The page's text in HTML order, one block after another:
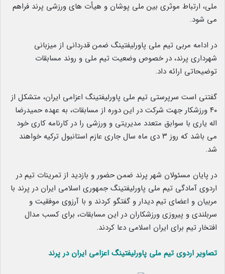
ملی، ارتباط موثری بین ملی پوشان و هیأت های ورزشی پرند فراهم
می شود.
در ادامه مربی تیم ملی پاورلیفتینگ ضمن قدردانی از میزبانی
شهرداری پرند، در خصوص وضعیت تیم ملی و روند مسابقات
توضیحاتی ارائه داد.
گفتنی است سرپرستی تیم ملی پاورلیفتینگ اعزامی ایران، متشکل از
۴۰ ورزشکار جهت شرکت در این دوره از مسابقات، به عهده حمیدرضا
اله یاری با سوابق متعدد مدیریتی و ورزشی را در کارنامه کاری خود
می باشد که روز ۳ دی ماه سال جاری عازم استانبول ترکیه خواهند
شد.
در پایان مسئولان شهر پرند ضمن حضور و بازدید از تمرینات تیم در
اردوی آمادگی تیم ملی پاورلیفتینگ جمهوری اسلامی ایران در پرند با
مربیان و اعضای تیم دیدار و گفتگو کردند و با آرزوی موفقیت و
سربلندی و پیروزی ورزشکاران در این مسابقات، برای کسب مدال
افتخار تیم برای ایران اسلامی دعا کردند.
تصاویر اردوی تیم ملی پاورلیفتینگ اعزامی ایران در پرند